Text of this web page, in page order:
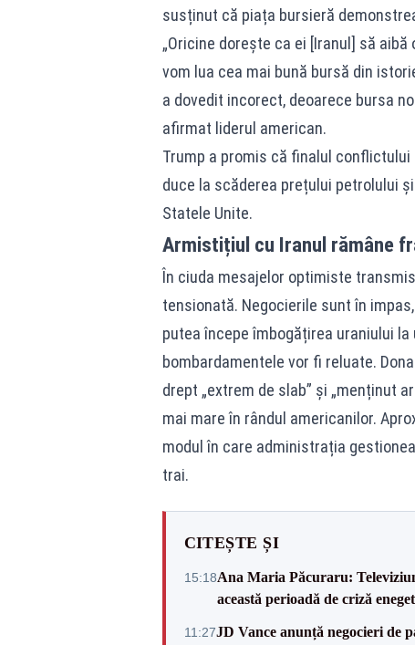
susținut că piața bursieră
„Oricine dorește ca ei [Iranul] să
vom lua cea mai bună bursă din
a dovedit incorect, deoarece bursa
afirmat liderul american.
Trump a promis că finalul
duce la scăderea prețului petrolului
Statele Unite.
Armistițiul cu Iranul rămâne
În ciuda mesajelor optimiste
tensionată. Negocierile sunt în
putea începe îmbogățirea uraniului
bombardamentele vor fi reluate.
drept „extrem de slab” și „menținut
mai mare în rândul americanilor.
modul în care administrația
trai.
CITEȘTE ȘI
15:18Ana Maria Păcuraru:
această perioadă de criză
11:27JD Vance anunță negocieri de